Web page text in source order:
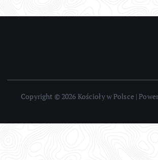
Copyright © 2026 Kościoły w Polsce |